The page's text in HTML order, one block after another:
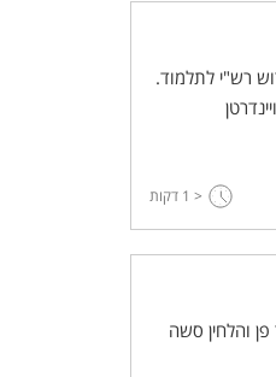
רש"י לתלמוד.
< 1 דקות
והלחין סשה